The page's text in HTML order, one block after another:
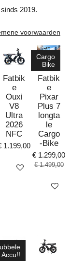
2019.
voorwaarden
Fatbik
e
Ouxi
V8
Ultra
2026
NFC
1.199,00
Bekijk details
Cargo
Bike
Fatbik
e
Pixar
Plus 7
longta
le
Cargo
-Bike
€ 1.299,00
€ 1.499,00
Bekijk
Accu!!